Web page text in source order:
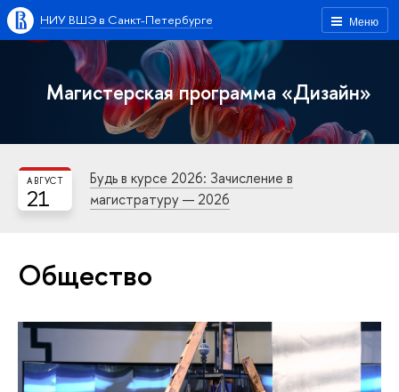
Меню
НИУ ВШЭ в Санкт-Петербурге
Магистерская программа «Дизайн»
21
АВГУСТ
Будь в курсе 2026: Зачисление в
магистратуру — 2026
Общество